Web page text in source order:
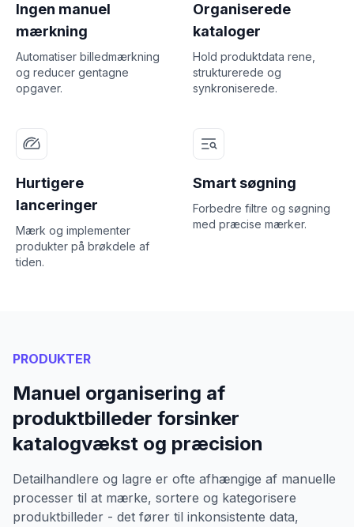
Ingen manuel
mærkning
Automatiser billedmærkning
og reducer gentagne
opgaver.
Organiserede
kataloger
Hold produktdata rene,
strukturerede og
synkroniserede.
Hurtigere
lanceringer
Mærk og implementer
produkter på brøkdele af
tiden.
Smart søgning
Forbedre filtre og søgning
med præcise mærker.
PRODUKTER
Manuel organisering af
produktbilleder forsinker
katalogvækst og præcision
Detailhandlere og lagre er ofte afhængige af manuelle
processer til at mærke, sortere og kategorisere
produktbilleder - det fører til inkonsistente data,